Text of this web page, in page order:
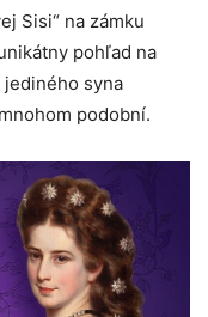
Sisi“ na zámku
pohľad na
syna
podobní.